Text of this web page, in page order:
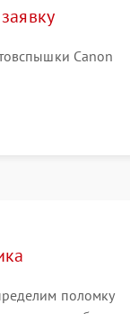
Canon
поломку